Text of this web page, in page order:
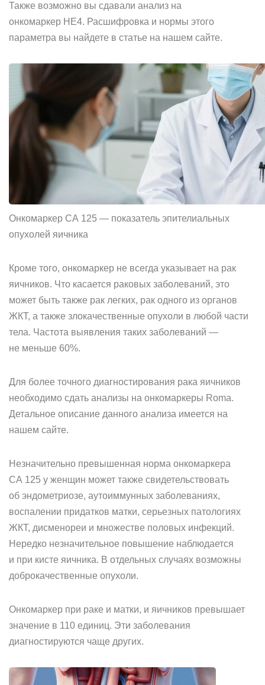
Также возможно вы сдавали анализ на
онкомаркер HE4. Расшифровка и нормы этого
параметра вы найдете в статье на нашем сайте.
Онкомаркер CA 125 — показатель эпителиальных
опухолей яичника
Кроме того, онкомаркер не всегда указывает на рак
яичников. Что касается раковых заболеваний, это
может быть также рак легких, рак одного из органов
ЖКТ, а также злокачественные опухоли в любой части
тела. Частота выявления таких заболеваний —
не меньше 60%.
Для более точного диагностирования рака яичников
необходимо сдать анализы на онкомаркеры Roma.
Детальное описание данного анализа имеется на
нашем сайте.
Незначительно превышенная норма онкомаркера
СА 125 у женщин может также свидетельствовать
об эндометриозе, аутоиммунных заболеваниях,
воспалении придатков матки, серьезных патологиях
ЖКТ, дисменореи и множестве половых инфекций.
Нередко незначительное повышение наблюдается
и при кисте яичника. В отдельных случаях возможны
доброкачественные опухоли.
Онкомаркер при раке и матки, и яичников превышает
значение в 110 единиц. Эти заболевания
диагностируются чаще других.